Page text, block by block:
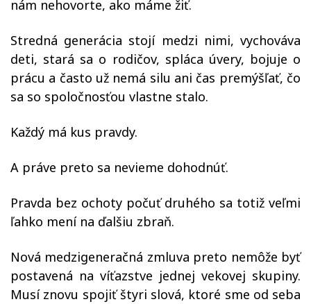
nám nehovorte, ako máme žiť.
Stredná generácia stojí medzi nimi, vychováva
deti, stará sa o rodičov, spláca úvery, bojuje o
prácu a často už nemá silu ani čas premýšľať, čo
sa so spoločnosťou vlastne stalo.
Každý má kus pravdy.
A práve preto sa nevieme dohodnúť.
Pravda bez ochoty počuť druhého sa totiž veľmi
ľahko mení na ďalšiu zbraň.
Nová medzigeneračná zmluva preto nemôže byť
postavená na víťazstve jednej vekovej skupiny.
Musí znovu spojiť štyri slová, ktoré sme od seba